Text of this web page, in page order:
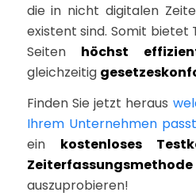
die in nicht digitalen
existent sind. Somit bietet
Seiten höchst
gleichzeitig
Finden Sie jetzt heraus
Ihrem Unternehmen passt
ein kostenloses
Zeiterfassungsmethode
auszuprobieren!